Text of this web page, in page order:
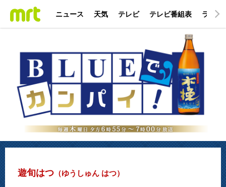
ニュース 天気 テレビ テレビ番組表 ラジオ
遊旬はつ （ゆうしゅん はつ）